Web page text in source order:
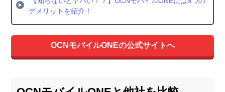
デメリットを紹介！
OCNモバイルONEの公式サイトへ